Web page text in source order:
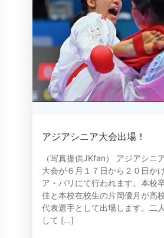
アジアシニア大会出場！
（写真提供JKfan） アジアシニ
大会が６月１７日から２０日か
ア・バリにて行われます。本校
佳と本校在校生の片岡優月が高
代表選手として出場します。二
して […]